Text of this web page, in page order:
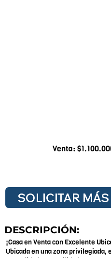
Venta:
SOLICITAR
DESCRIPCIÓN:
¡Casa en Venta con Excelente
Ubicada en una zona privilegiada,